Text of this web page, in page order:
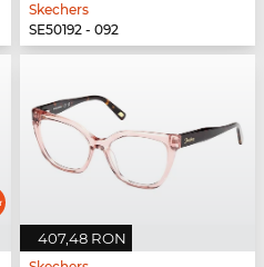
Skechers
SE50192 - 092
407,48 RON